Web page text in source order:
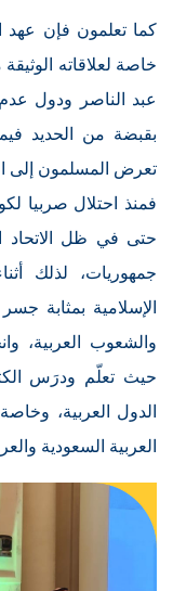
كما تعلمون فإن عهد
خاصة لعلاقاته
عبد الناصر ودول عدم
بقبضة من الحديد
تعرض المسلمون إلى
فمنذ احتلال صربيا
جمهوريات، لذلك
الإسلامية بمثابة
والشعوب العربية،
حيث تعلّم ودرَس
الدول العربية،
العربية السعودية